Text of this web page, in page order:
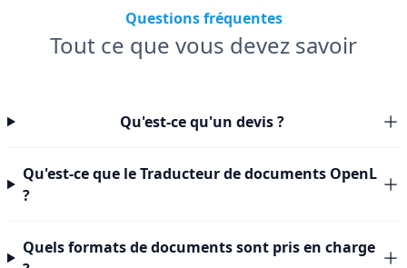
Questions fréquentes
Tout ce que vous devez savoir
Qu'est-ce qu'un devis ?
Qu'est-ce que le Traducteur de documents OpenL
?
Quels formats de documents sont pris en charge